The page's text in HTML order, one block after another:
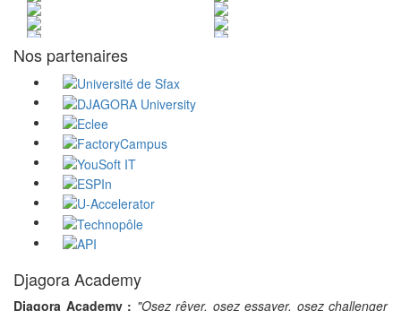
Nos partenaires
Djagora Academy
Djagora Academy : "Osez rêver, osez essayer, osez challenger